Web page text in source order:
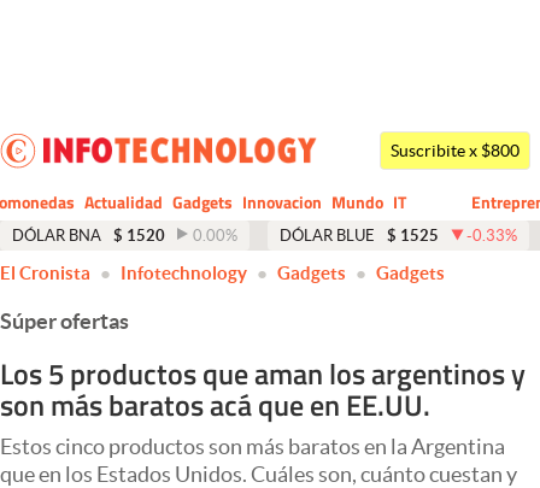
Dólar
Economía y Política
Finanzas y Mercados
Mercados Online
Negocios
Columnistas
Otras secciones
Suscribite x $800
Actualidad Gadgets Innovacion Mundo
CIO
IT
Business
DÓLAR BNA $ 1520 0.00% DÓLAR BLUE $ 1525 -0.33%
El Cronista Infotechnology Gadgets Gadgets
Súper ofertas
Los 5 productos que aman los argentinos y
son más baratos acá que en EE.UU.
Estos cinco productos son más baratos en la Argentina
que en los Estados Unidos. Cuáles son, cuánto cuestan y